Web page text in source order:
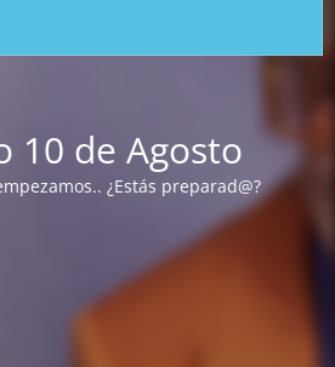
10 de Agosto
¿Estás preparad@?